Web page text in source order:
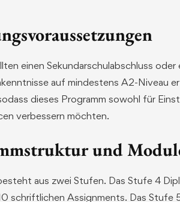
einen Sekundarschulabschluss
auf mindestens A2-Niveau
dieses Programm sowohl für
verbessern möchten.
und
aus zwei Stufen. Das Stufe 4
schriftlichen Assignments. Das Stufe